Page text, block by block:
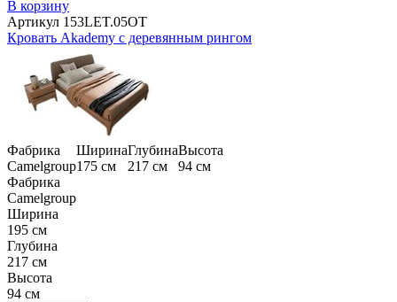
В корзину
Артикул 153LET.05OT
Кровать Akademy с деревянным рингом
Фабрика
Camelgroup
Ширина
175 см
Глубина
217 см
Высота
94 см
Фабрика
Camelgroup
Ширина
195 см
Глубина
217 см
Высота
94 см